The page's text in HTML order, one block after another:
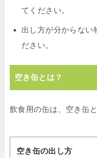
てください。
出し方が分からない
ださい。
空き缶とは？
飲食用の缶は、空き缶
空き缶の出し方